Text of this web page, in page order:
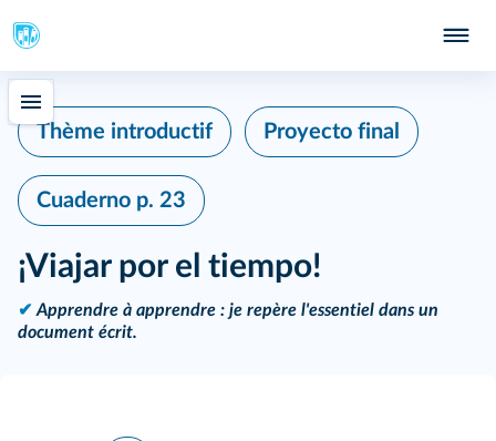
Thème introductif Proyecto final
Cuaderno p. 23
¡Viajar por el tiempo!
✔ Apprendre à apprendre : je repère l'essentiel dans un
document écrit.